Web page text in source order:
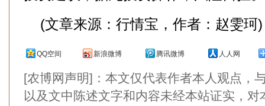
(文章来源：行情宝，作者：赵雯珂)
QQ空间 新浪微博 腾讯微博 人人网
[农博网声明]：本文仅代表作者本人观点，
以及文中陈述文字和内容未经本站证实，